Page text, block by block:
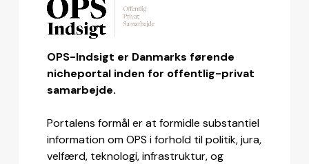
OPS-Indsigt er Danmarks førende
nicheportal inden for offentlig-privat
samarbejde.
Portalens formål er at formidle substantiel
information om OPS i forhold til politik, jura,
velfærd, teknologi, infrastruktur, og